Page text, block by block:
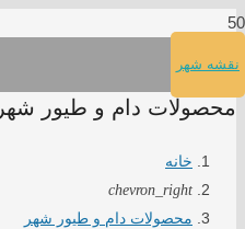
نقشه شهر
محصولات دام و طیور شهر
خانه
chevron_right
محصولات دام و طیور شهر